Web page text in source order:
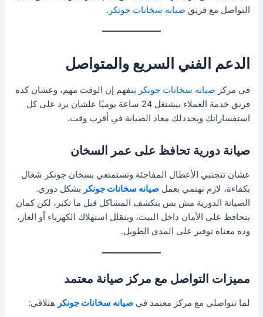
التواصل مع فريق صيانه سخانات جونكر .
الدعم الفني السريع والمتواصل
في مركز صيانه سخانات جونكر بنفهم إن الوقت مهم، وعشان كده
فريق خدمة العملاء بيشتغل 24 ساعة يوميًا علشان يرد على كل
استفساراتك ويحددلك معاد الصيانة في أقرب وقت.
صيانة دورية تحافظ على عمر السخان
عشان تتجنبي الأعطال المفاجئة وتستمتعي بسخان جونكر شغال
بكفاءة، لازم تهتمي بعملصيانه سخانات جونكر بشكل دوري.
الصيانة الدورية مش بس بتكشف المشاكل قبل ما تكبر، لكن كمان
بتحافظ على الأمان داخل البيت، وبتقلل استهلاك الكهرباء أو الغاز،
وده معناه توفير على المدى الطويل.
مميزات التواصل مع مركز صيانة معتمد
لما تتواصلي مع مركز معتمد فيصيانه سخانات جونكر هتلاقي: